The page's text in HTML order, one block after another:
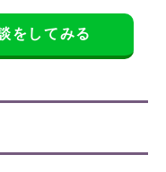
をしてみる